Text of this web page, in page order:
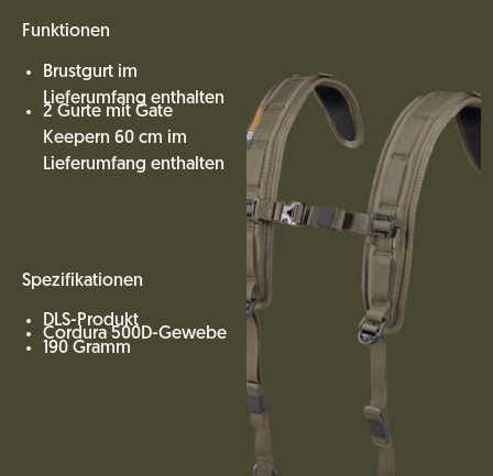
Funktionen
Brustgurt im
Lieferumfang enthalten
2 Gurte mit Gate
Keepern 60 cm im
Lieferumfang enthalten
Spezifikationen
DLS-Produkt
Cordura 500D-Gewebe
190 Gramm